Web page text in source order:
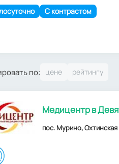
С контрастом
по:
Медицентр в
пос. Мурино,